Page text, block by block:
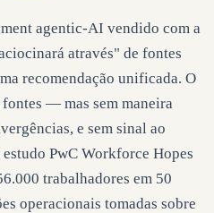
agentic-AI vendido com a
através" de fontes
recomendação unificada. O
— mas sem maneira
e sem sinal ao
PwC Workforce Hopes
trabalhadores em 50
operacionais tomadas sobre